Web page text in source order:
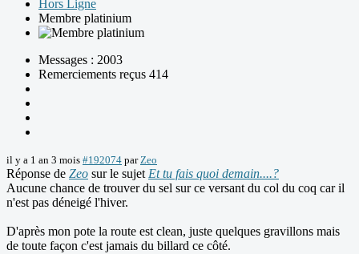
Hors Ligne
Membre platinium
Messages : 2003
Remerciements reçus 414
il y a 1 an 3 mois #192074 parZeo
Réponse de Zeo sur le sujet Et tu fais quoi demain....?
Aucune chance de trouver du sel sur ce versant du col du coq car il
n'est pas déneigé l'hiver.
D'après mon pote la route est clean, juste quelques gravillons mais
de toute façon c'est jamais du billard ce côté.